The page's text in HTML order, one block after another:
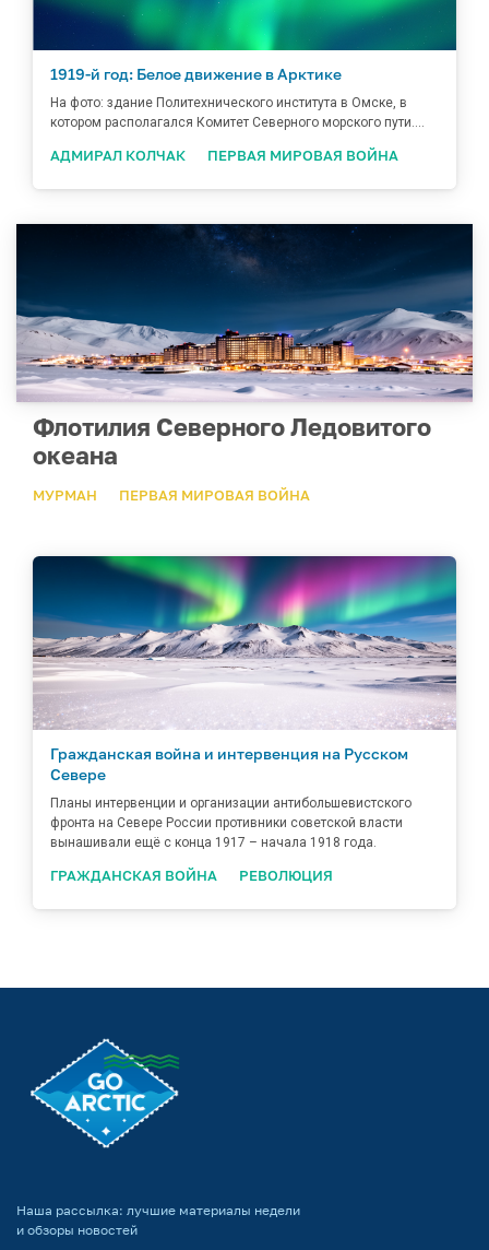
1919-й год: Белое движение в Арктике
На фото: здание Политехнического института в Омске, в
котором располагался Комитет Северного морского пути....
АДМИРАЛ КОЛЧАК ПЕРВАЯ МИРОВАЯ ВОЙНА
Флотилия Северного Ледовитого
океана
МУРМАН ПЕРВАЯ МИРОВАЯ ВОЙНА
Гражданская война и интервенция на Русском
Севере
Планы интервенции и организации антибольшевистского
фронта на Севере России противники советской власти
вынашивали ещё с конца 1917 – начала 1918 года.
ГРАЖДАНСКАЯ ВОЙНА РЕВОЛЮЦИЯ
Наша рассылка: лучшие материалы недели
и обзоры новостей